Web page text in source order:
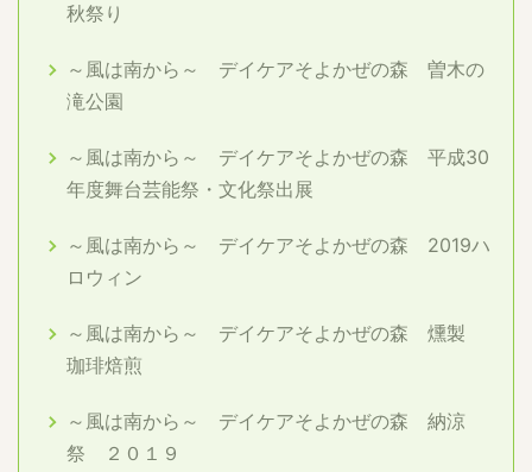
秋祭り
～風は南から～ デイケアそよかぜの森 曽木の
滝公園
～風は南から～ デイケアそよかぜの森 平成30
年度舞台芸能祭・文化祭出展
～風は南から～ デイケアそよかぜの森 2019ハ
ロウィン
～風は南から～ デイケアそよかぜの森 燻製
珈琲焙煎
～風は南から～ デイケアそよかぜの森 納涼
祭 ２０１９